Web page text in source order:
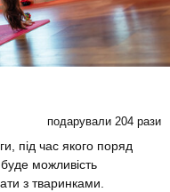
подарували 204 рази
під час якого поряд
буде можливість
з тваринками.